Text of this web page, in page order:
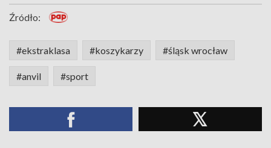
Źródło:
#ekstraklasa #koszykarzy #śląsk wrocław
#anvil #sport